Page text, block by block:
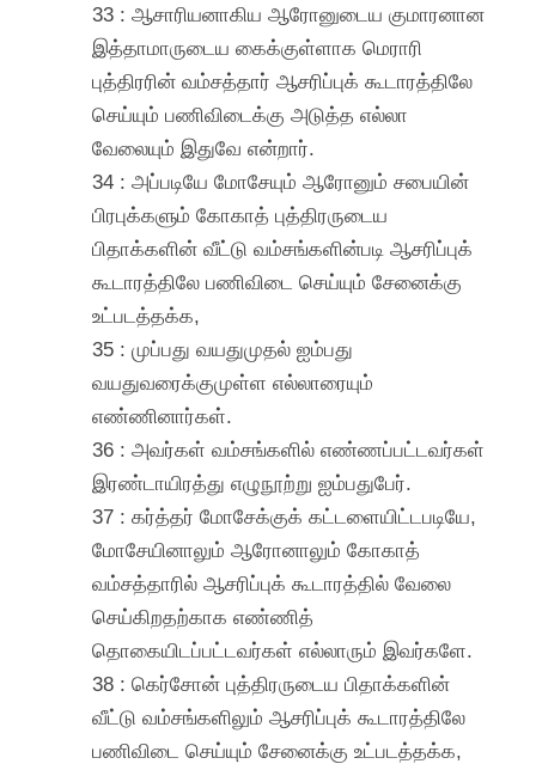
33 : ஆசாரியனாகிய ஆரோனுடைய குமாரனான
இத்தாமாருடைய கைக்குள்ளாக மெராரி
புத்திரரின் வம்சத்தார் ஆசரிப்புக் கூடாரத்திலே
செய்யும் பணிவிடைக்கு அடுத்த எல்லா
வேலையும் இதுவே என்றார்.
34 : அப்படியே மோசேயும் ஆரோனும் சபையின்
பிரபுக்களும் கோகாத் புத்திரருடைய
பிதாக்களின் வீட்டு வம்சங்களின்படி ஆசரிப்புக்
கூடாரத்திலே பணிவிடை செய்யும் சேனைக்கு
உட்படத்தக்க,
35 : முப்பது வயதுமுதல் ஐம்பது
வயதுவரைக்குமுள்ள எல்லாரையும்
எண்ணினார்கள்.
36 : அவர்கள் வம்சங்களில் எண்ணப்பட்டவர்கள்
இரண்டாயிரத்து எழுநூற்று ஐம்பதுபேர்.
37 : கர்த்தர் மோசேக்குக் கட்டளையிட்டபடியே,
மோசேயினாலும் ஆரோனாலும் கோகாத்
வம்சத்தாரில் ஆசரிப்புக் கூடாரத்தில் வேலை
செய்கிறதற்காக எண்ணித்
தொகையிடப்பட்டவர்கள் எல்லாரும் இவர்களே.
38 : கெர்சோன் புத்திரருடைய பிதாக்களின்
வீட்டு வம்சங்களிலும் ஆசரிப்புக் கூடாரத்திலே
பணிவிடை செய்யும் சேனைக்கு உட்படத்தக்க,